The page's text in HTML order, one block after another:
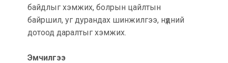
байдлыг хэмжих, болрын цайлтын
байршил, уг дурандах шинжилгээ, нүдний
дотоод даралтыг хэмжих.
Эмчилгээ